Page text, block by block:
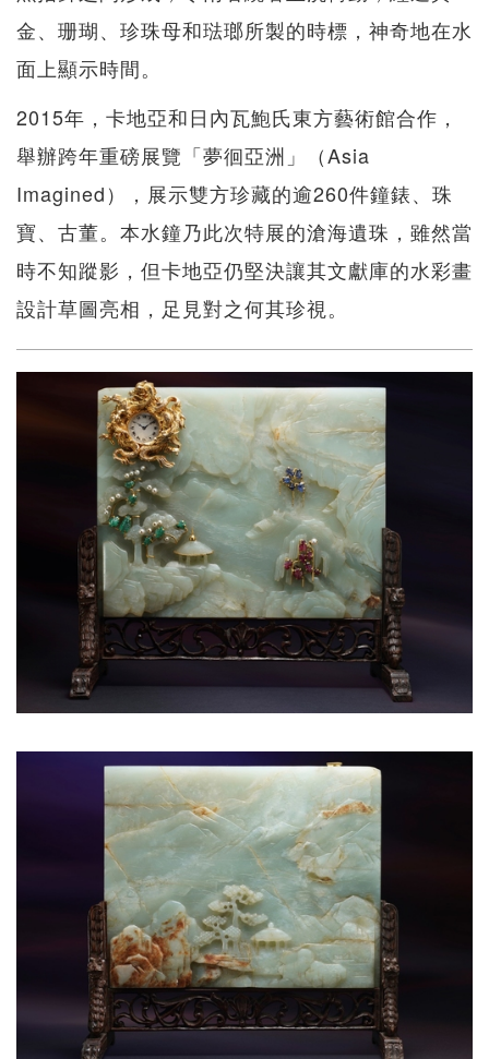
金、珊瑚、珍珠母和琺瑯所製的時標，神奇地在水
面上顯示時間。
2015年，卡地亞和日內瓦鮑氏東方藝術館合作，
舉辦跨年重磅展覽「夢徊亞洲」（Asia
Imagined），展示雙方珍藏的逾260件鐘錶、珠
寶、古董。本水鐘乃此次特展的滄海遺珠，雖然當
時不知蹤影，但卡地亞仍堅決讓其文獻庫的水彩畫
設計草圖亮相，足見對之何其珍視。